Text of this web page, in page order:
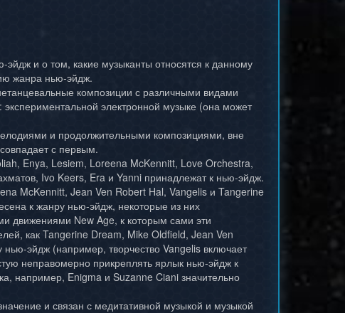
и о том, какие музыканты относятся к данному
жанра нью-эйдж.
композиции с различными видами
электронной музыке (она может
и продолжительными композициями, вне
с первым.
Enya, Lesiem, Loreena McKennitt, Love Orchestra,
Ivo Keers, Era и Yanni принадлежат к нью-эйдж.
McKennitt, Jean Ven Robert Hal, Vangelis и Tangerine
к жанру нью-эйдж, некоторые из них
движениями New Age, к которым сами эти
как Tangerine Dream, Mike Oldfield, Jean Ven
эйдж (например, творчество Vangelis включает
неправомерно прикреплять ярлык нью-эйдж к
например, Enigma и Suzanne Ciani значительно
и связан с медитативной музыкой и музыкой